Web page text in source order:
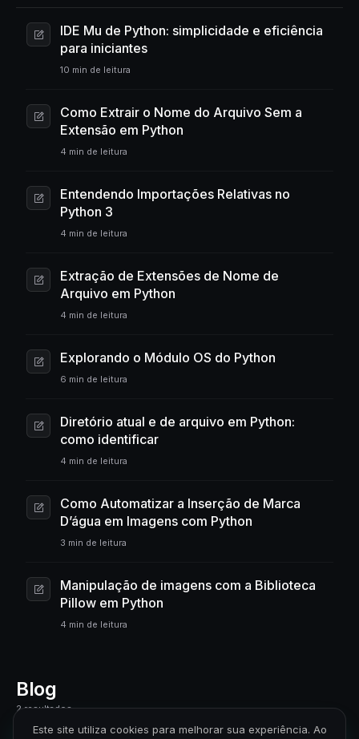
IDE Mu de Python: simplicidade e eficiência
para iniciantes
10 min de leitura
Como Extrair o Nome do Arquivo Sem a
Extensão em Python
4 min de leitura
Entendendo Importações Relativas no
Python 3
4 min de leitura
Extração de Extensões de Nome de
Arquivo em Python
4 min de leitura
Explorando o Módulo OS do Python
6 min de leitura
Diretório atual e de arquivo em Python:
como identificar
4 min de leitura
Como Automatizar a Inserção de Marca
D’água em Imagens com Python
3 min de leitura
Manipulação de imagens com a Biblioteca
Pillow em Python
4 min de leitura
Blog
2 resultados
Este site utiliza cookies para melhorar sua experiência. Ao